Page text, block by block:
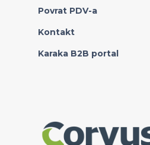
Povrat PDV-a
Kontakt
Karaka B2B portal